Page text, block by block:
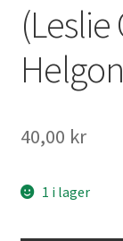
(Leslie
40,00 kr
1 i lager